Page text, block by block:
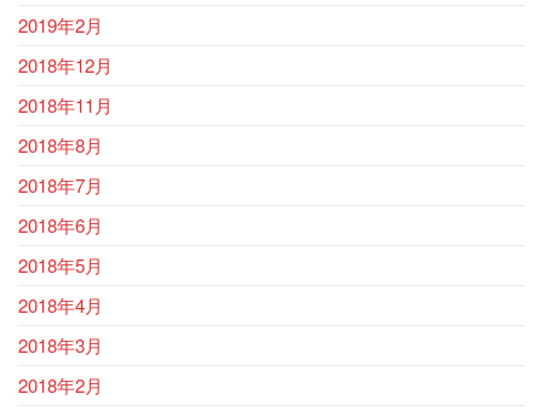
2019年2月
2018年12月
2018年11月
2018年8月
2018年7月
2018年6月
2018年5月
2018年4月
2018年3月
2018年2月